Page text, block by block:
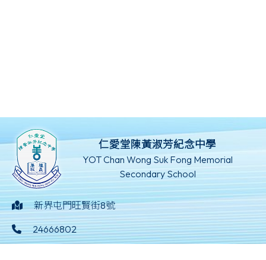
仁愛堂陳黃淑芳紀念中學
YOT Chan Wong Suk Fong Memorial
Secondary School
新界屯門旺賢街8號
24666802